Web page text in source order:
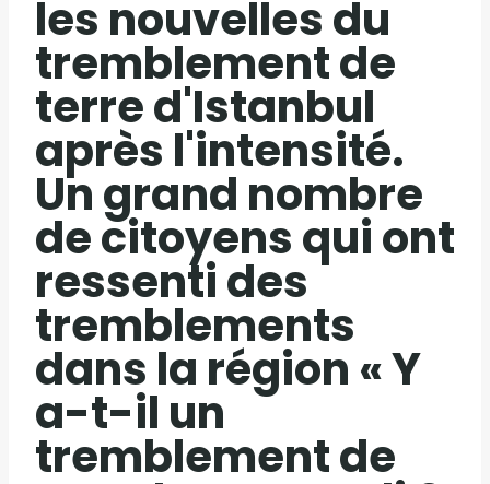
les nouvelles du
tremblement de
terre d'Istanbul
après l'intensité.
Un grand nombre
de citoyens qui ont
ressenti des
tremblements
dans la région « Y
a-t-il un
tremblement de